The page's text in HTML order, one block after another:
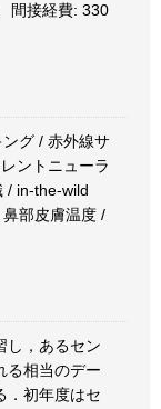
間接経費: 330
グ / 赤外線サ
ントニューラ
/ in-the-wild
部皮膚温度 /
し，あるセン
る相当のデー
．初年度はセ